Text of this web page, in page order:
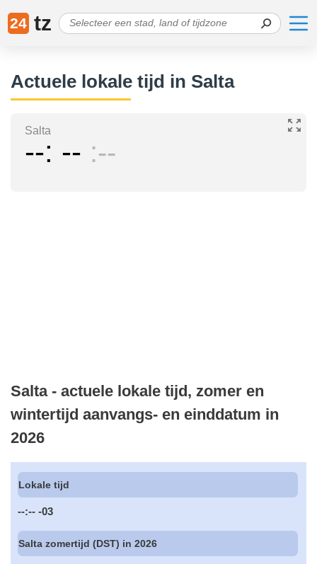
24 tz
Actuele lokale tijd in Salta
Salta
-- -- --
Salta - actuele lokale tijd, zomer en
wintertijd aanvangs- en einddatum in
2026
Lokale tijd
--:-- -03
Salta zomertijd (DST) in 2026